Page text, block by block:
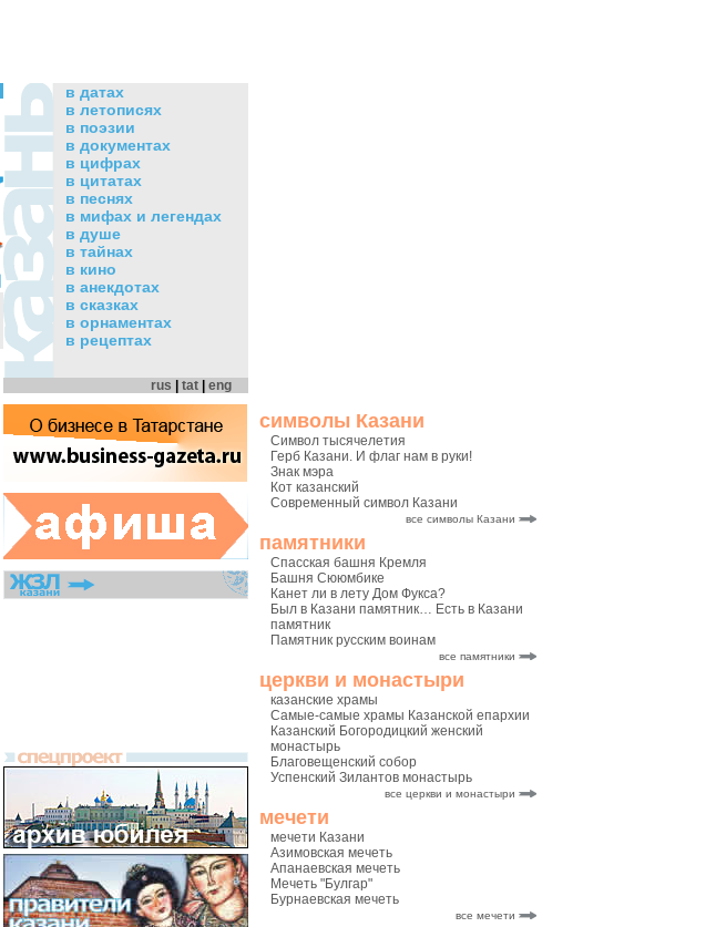
символы Казани
Символ тысячелетия
Герб Казани. И флаг нам в руки!
Знак мэра
Кот казанский
Современный символ Казани
все символы Казани
памятники
Спасская башня Кремля
Башня Сююмбике
Канет ли в лету Дом Фукса?
Был в Казани памятник… Есть в Казани
памятник
Памятник русским воинам
все памятники
церкви и монастыри
казанские храмы
Самые-самые храмы Казанской епархии
Казанский Богородицкий женский
монастырь
Благовещенский собор
Успенский Зилантов монастырь
все церкви и монастыри
мечети
мечети Казани
Азимовская мечеть
Апанаевская мечеть
Мечеть "Булгар"
Бурнаевская мечеть
все мечети
в датах
в летописях
в поэзии
в документах
в цифрах
в цитатах
в песнях
в мифах и легендах
в душе
в тайнах
в кино
в анекдотах
в сказках
в орнаментах
в рецептах
rus tat eng